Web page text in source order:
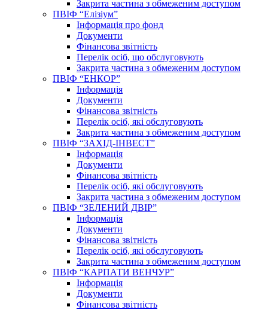
Закрита частина з обмеженим доступом
ПВІФ “Елізіум”
Інформація про фонд
Документи
Фінансова звітність
Перелік осіб, що обслуговують
Закрита частина з обмеженим доступом
ПВІФ “ЕНКОР”
Інформація
Документи
Фінансова звітність
Перелік осіб, які обслуговують
Закрита частина з обмеженим доступом
ПВІФ “ЗАХІД-ІНВЕСТ”
Інформація
Документи
Фінансова звітність
Перелік осіб, які обслуговують
Закрита частина з обмеженим доступом
ПВІФ “ЗЕЛЕНИЙ ДВІР”
Інформація
Документи
Фінансова звітність
Перелік осіб, які обслуговують
Закрита частина з обмеженим доступом
ПВІФ “КАРПАТИ ВЕНЧУР”
Інформація
Документи
Фінансова звітність